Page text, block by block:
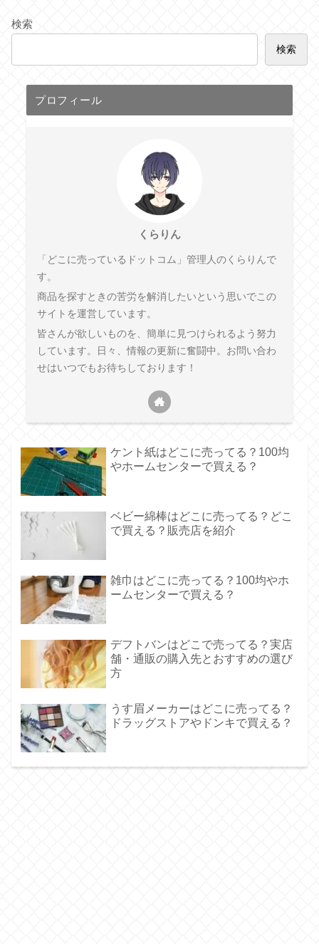
検索
検索
プロフィール
くらりん
「どこに売っているドットコム」管理人のくらりんで
す。
商品を探すときの苦労を解消したいという思いでこの
サイトを運営しています。
皆さんが欲しいものを、簡単に見つけられるよう努力
しています。日々、情報の更新に奮闘中。お問い合わ
せはいつでもお待ちしております！
ケント紙はどこに売ってる？100均
やホームセンターで買える？
ベビー綿棒はどこに売ってる？どこ
で買える？販売店を紹介
雑巾はどこに売ってる？100均やホ
ームセンターで買える？
デフトバンはどこで売ってる？実店
舗・通販の購入先とおすすめの選び
方
うす眉メーカーはどこに売ってる？
ドラッグストアやドンキで買える？